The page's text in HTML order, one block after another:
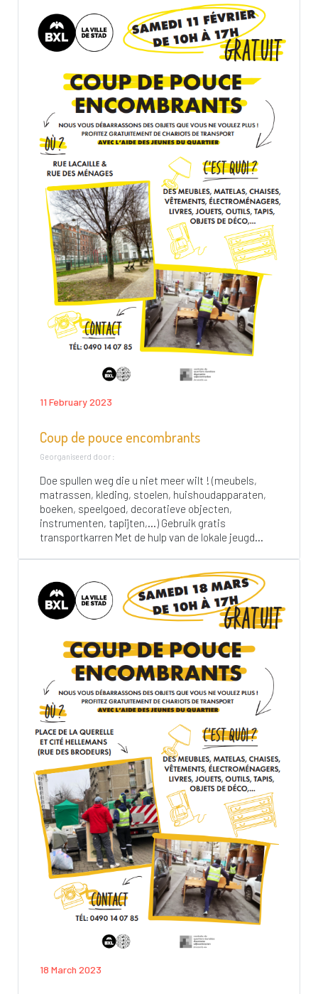
11 February 2023
Coup de pouce encombrants
Georganiseerd door :
Doe spullen weg die u niet meer wilt ! (meubels,
matrassen, kleding, stoelen, huishoudapparaten,
boeken, speelgoed, decoratieve objecten,
instrumenten, tapijten,…) Gebruik gratis
transportkarren Met de hulp van de lokale jeugd...
18 March 2023